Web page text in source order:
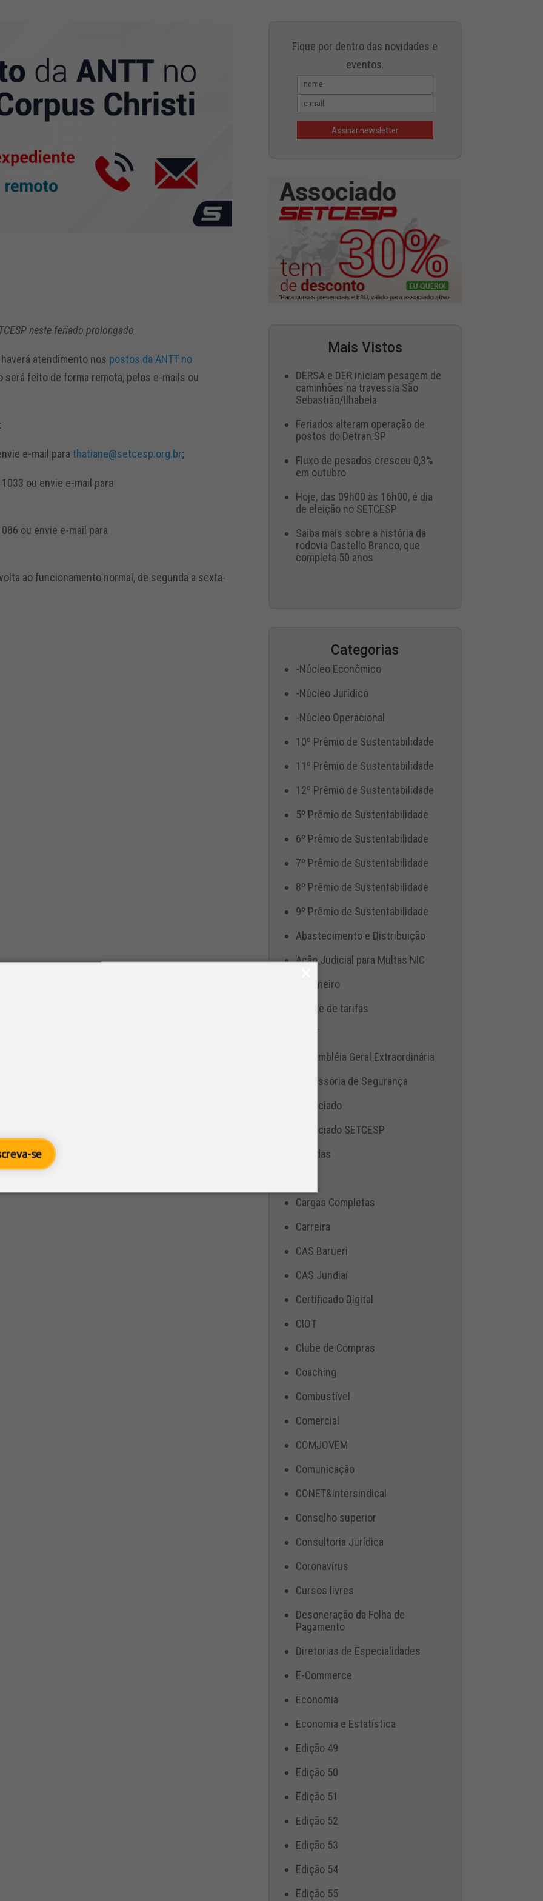
se
neste feriado prolongado
atendimento nos postos da ANTT no
feito de forma remota, pelos e-mails ou
e-mail parathatiane@setcesp.org.br;
ou envie e-mail para
ou envie e-mail para
ao funcionamento normal, de segunda a sexta-
Fique por dentro das novidades e
eventos.
Mais Vistos
DERSA e DER iniciam pesagem de
caminhões na travessia São
Sebastião/Ilhabela
Feriados alteram operação de
postos do Detran.SP
Fluxo de pesados cresceu 0,3%
em outubro
Hoje, das 09h00 às 16h00, é dia
de eleição no SETCESP
Saiba mais sobre a história da
rodovia Castello Branco, que
completa 50 anos
Categorias
-Núcleo Econômico
-Núcleo Jurídico
-Núcleo Operacional
10º Prêmio de Sustentabilidade
11º Prêmio de Sustentabilidade
12º Prêmio de Sustentabilidade
5º Prêmio de Sustentabilidade
6º Prêmio de Sustentabilidade
7º Prêmio de Sustentabilidade
8º Prêmio de Sustentabilidade
9º Prêmio de Sustentabilidade
Abastecimento e Distribuição
Ação Judicial para Multas NIC
Aduaneiro
Ajuste de tarifas
ANTT
Assembléia Geral Extraordinária
Assessoria de Segurança
Associado
Associado SETCESP
Bebidas
Cargas Completas
Carreira
CAS Barueri
CAS Jundiaí
Certificado Digital
CIOT
Clube de Compras
Coaching
Combustível
Comercial
COMJOVEM
Comunicação
CONET&Intersindical
Conselho superior
Consultoria Jurídica
Coronavírus
Cursos livres
Desoneração da Folha de
Pagamento
Diretorias de Especialidades
E-Commerce
Economia
Economia e Estatística
Edição 49
Edição 50
Edição 51
Edição 52
Edição 53
Edição 54
Edição 55